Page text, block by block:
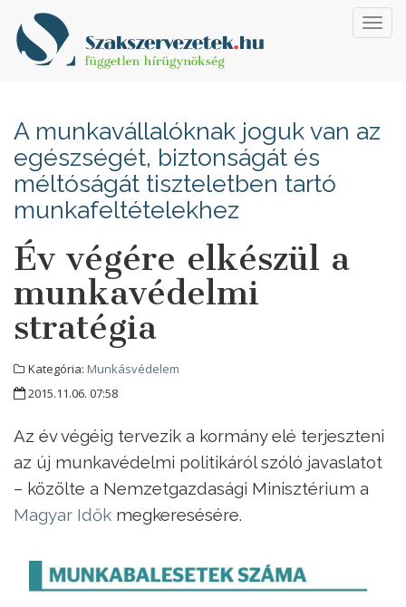
A munkavállalóknak joguk van az
egészségét, biztonságát és
méltóságát tiszteletben tartó
munkafeltételekhez
Év végére elkészül a
munkavédelmi
stratégia
Kategória: Munkásvédelem
2015.11.06. 07:58
Az év végéig tervezik a kormány elé terjeszteni
az új munkavédelmi politikáról szóló javaslatot
– közölte a Nemzetgazdasági Minisztérium a
Magyar Idők megkeresésére.